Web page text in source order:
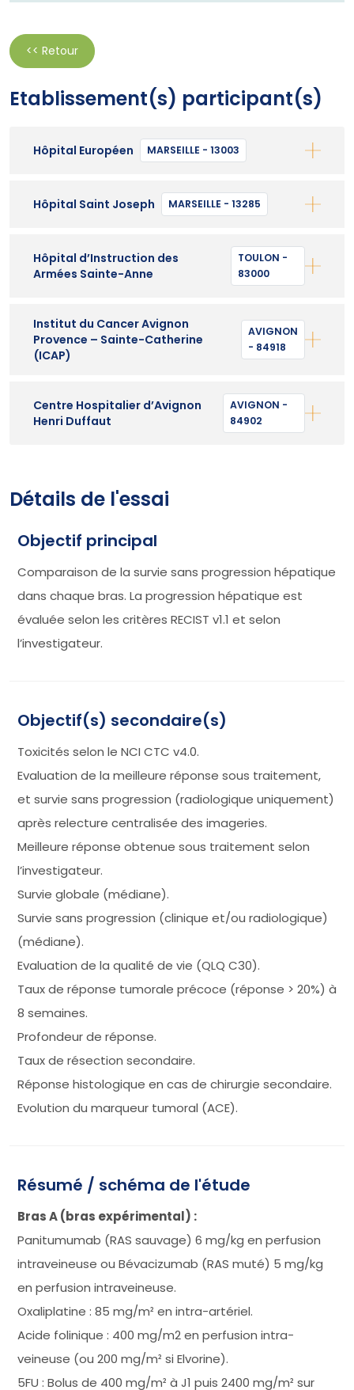
<< Retour
Etablissement(s) participant(s)
Hôpital Européen MARSEILLE - 13003
Hôpital Saint Joseph MARSEILLE - 13285
Hôpital d’Instruction des
Armées Sainte-Anne
TOULON -
83000
Institut du Cancer Avignon
Provence – Sainte-Catherine
(ICAP)
AVIGNON
- 84918
Centre Hospitalier d’Avignon
Henri Duffaut
AVIGNON -
84902
Détails de l'essai
Objectif principal
Comparaison de la survie sans progression hépatique
dans chaque bras. La progression hépatique est
évaluée selon les critères RECIST v1.1 et selon
l’investigateur.
Objectif(s) secondaire(s)
Toxicités selon le NCI CTC v4.0.
Evaluation de la meilleure réponse sous traitement,
et survie sans progression (radiologique uniquement)
après relecture centralisée des imageries.
Meilleure réponse obtenue sous traitement selon
l’investigateur.
Survie globale (médiane).
Survie sans progression (clinique et/ou radiologique)
(médiane).
Evaluation de la qualité de vie (QLQ C30).
Taux de réponse tumorale précoce (réponse > 20%) à
8 semaines.
Profondeur de réponse.
Taux de résection secondaire.
Réponse histologique en cas de chirurgie secondaire.
Evolution du marqueur tumoral (ACE).
Résumé / schéma de l'étude
Bras A (bras expérimental) :
Panitumumab (RAS sauvage) 6 mg/kg en perfusion
intraveineuse ou Bévacizumab (RAS muté) 5 mg/kg
en perfusion intraveineuse.
Oxaliplatine : 85 mg/m² en intra-artériel.
Acide folinique : 400 mg/m2 en perfusion intra-
veineuse (ou 200 mg/m² si Elvorine).
5FU : Bolus de 400 mg/m² à J1 puis 2400 mg/m² sur